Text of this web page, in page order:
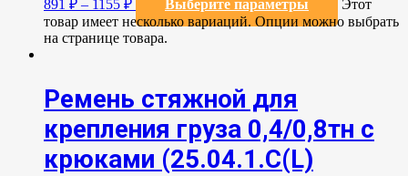
891 ₽ – 1155 ₽ Выберите параметры
Этот
товар имеет несколько вариаций. Опции можно выбрать
на странице товара.
Ремень стяжной для
крепления груза 0,4/0,8тн с
крюками (25.04.1.С(L)